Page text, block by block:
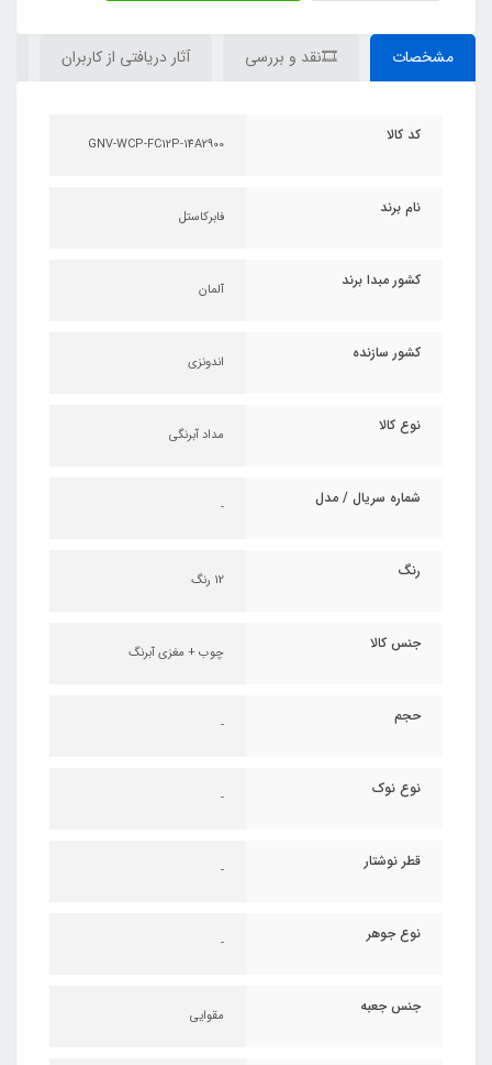
مشخصات 🎞نقد و بررسی آثار دریافتی از کاربران
کد کالا GNV-WCP-FC12P-14A2900
نام برند فابرکاستل
کشور مبدا برند آلمان
کشور سازنده اندونزی
نوع کالا مداد آبرنگی
شماره سریال / مدل -
رنگ 12 رنگ
جنس کالا چوب + مغزی آبرنگ
حجم -
نوع نوک -
قطر نوشتار -
نوع جوهر -
جنس جعبه مقوایی